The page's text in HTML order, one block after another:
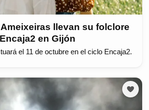
llevan su folclore
en Gijón
el 11 de octubre en el ciclo Encaja2.